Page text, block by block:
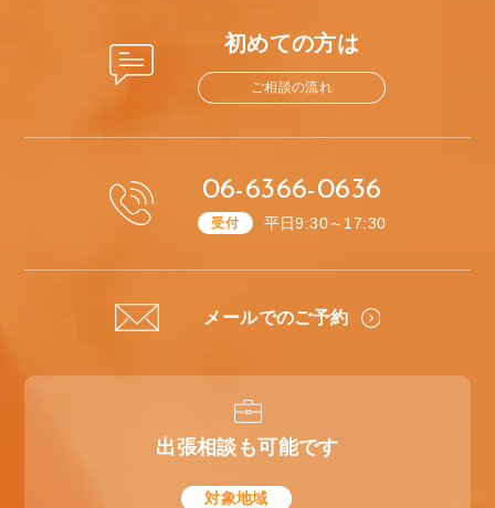
初めての方は
ご相談の流れ
06-6366-0636
受付 平日9:30～17:30
メールでのご予約
出張相談も可能です
対象地域